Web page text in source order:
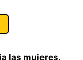
las mujeres.